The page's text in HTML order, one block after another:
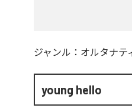
ジャンル： オルタナテ
young hello